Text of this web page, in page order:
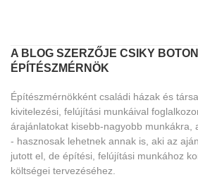
A BLOG SZERZŐJE CSIKY
ÉPÍTÉSZMÉRNÖK
Építészmérnökként családi házak és
kivitelezési, felújítási munkáival
árajánlatokat kisebb-nagyobb munkákra,
- hasznosak lehetnek annak is, aki az
jutott el, de építési, felújítási munkához
költségei tervezéséhez.